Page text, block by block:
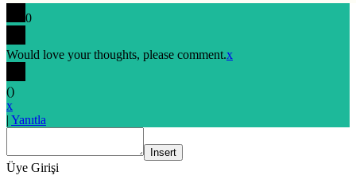
0
Would love your thoughts, please comment.x
()
x
| Yanıtla
Insert
Üye Girişi